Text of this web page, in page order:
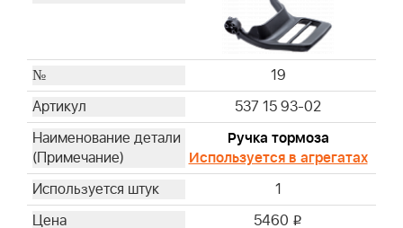
19
537 15 93-02
Ручка тормоза
Используется в агрегатах
1
5460 i